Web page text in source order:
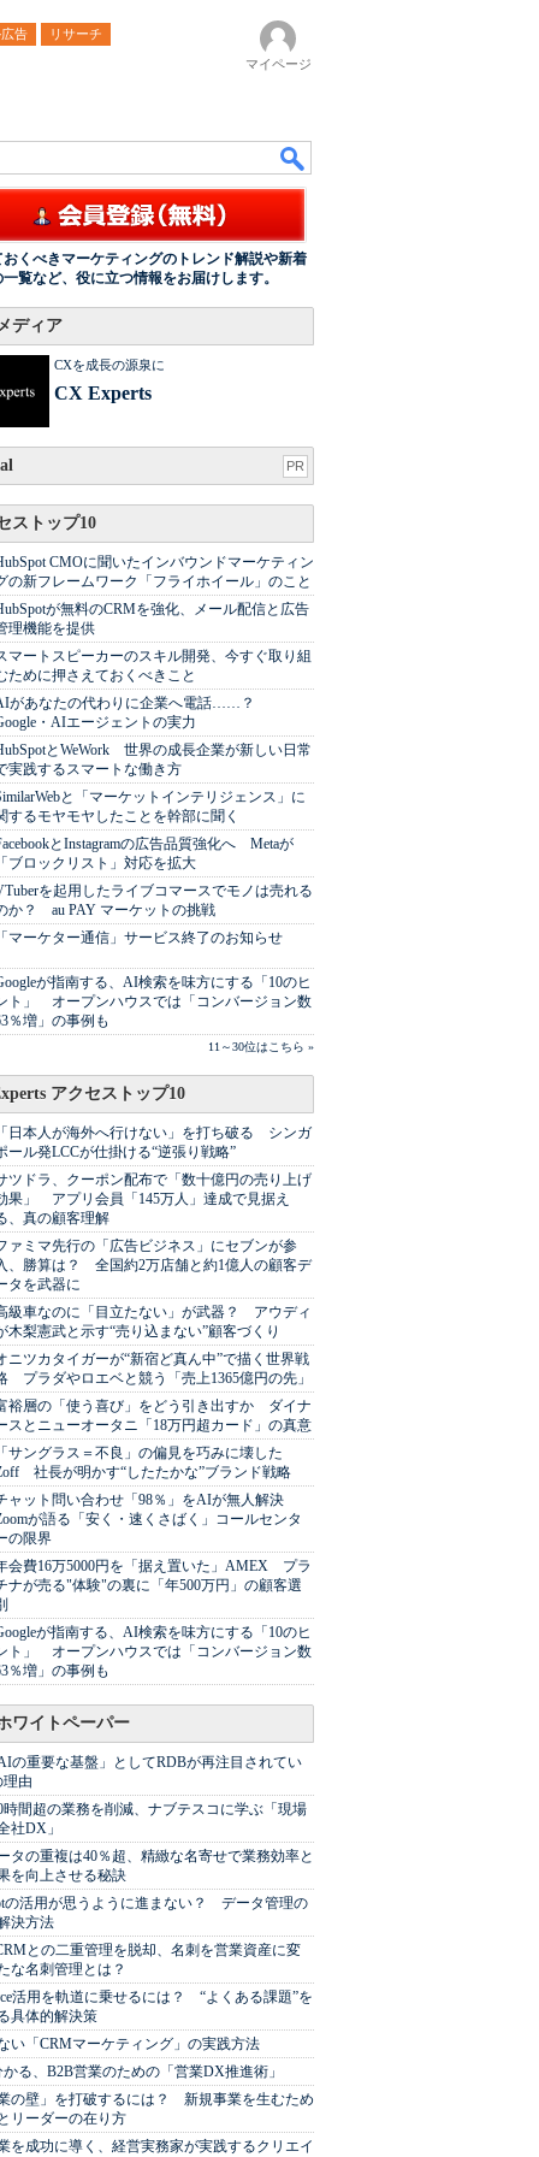
告
リサーチ
マイページ
おくべきマーケティングのトレンド解説や新着
覧など、役に立つ情報をお届けします。
ディア
CXを成長の源泉に
CX Experts
PR
ストップ10
CMOに聞いたインバウンドマーケティン
の新フレームワーク「フライホイール」のこと
が無料のCRMを強化、メール配信と広告
理機能を提供
マートスピーカーのスキル開発、今すぐ取り組
ために押さえておくべきこと
があなたの代わりに企業へ電話……？
・AIエージェントの実力
とWeWork 世界の成長企業が新しい日常
実践するスマートな働き方
と「マーケットインテリジェンス」に
するモヤモヤしたことを幹部に聞く
とInstagramの広告品質強化へ Metaが
「ブロックリスト」対応を拡大
を起用したライブコマースでモノは売れる
か？ au PAY マーケットの挑戦
「マーケター通信」サービス終了のお知らせ
が指南する、AI検索を味方にする「10のヒ
ト」 オープンハウスでは「コンバージョン数
％増」の事例も
11～30位はこちら »
アクセストップ10
「日本人が海外へ行けない」を打ち破る シンガ
ール発LCCが仕掛ける“逆張り戦略”
ツドラ、クーポン配布で「数十億円の売り上げ
果」 アプリ会員「145万人」達成で見据え
、真の顧客理解
ァミマ先行の「広告ビジネス」にセブンが参
、勝算は？ 全国約2万店舗と約1億人の顧客デ
タを武器に
級車なのに「目立たない」が武器？ アウディ
木梨憲武と示す“売り込まない”顧客づくり
ニツカタイガーが“新宿ど真ん中”で描く世界戦
プラダやロエベと競う「売上1365億円の先」
裕層の「使う喜び」をどう引き出すか ダイナ
スとニューオータニ「18万円超カード」の真意
「サングラス＝不良」の偏見を巧みに壊した
社長が明かす“したたかな”ブランド戦略
ャット問い合わせ「98％」をAIが無人解決
が語る「安く・速くさばく」コールセンタ
の限界
会費16万5000円を「据え置いた」AMEX プラ
ナが売る"体験"の裏に「年500万円」の顧客選
が指南する、AI検索を味方にする「10のヒ
ト」 オープンハウスでは「コンバージョン数
％増」の事例も
ワイトペーパー
の重要な基盤」としてRDBが再注目されてい
理由
時間超の業務を削減、ナブテスコに学ぶ「現場
社DX」
タの重複は40％超、精緻な名寄せで業務効率と
を向上させる秘訣
の活用が思うように進まない？ データ管理の
決方法
との二重管理を脱却、名刺を営業資産に変
な名刺管理とは？
活用を軌道に乗せるには？ “よくある課題”を
具体的解決策
い「CRMマーケティング」の実践方法
る、B2B営業のための「営業DX推進術」
業の壁」を打破するには？ 新規事業を生むため
リーダーの在り方
を成功に導く、経営実務家が実践するクリエイ